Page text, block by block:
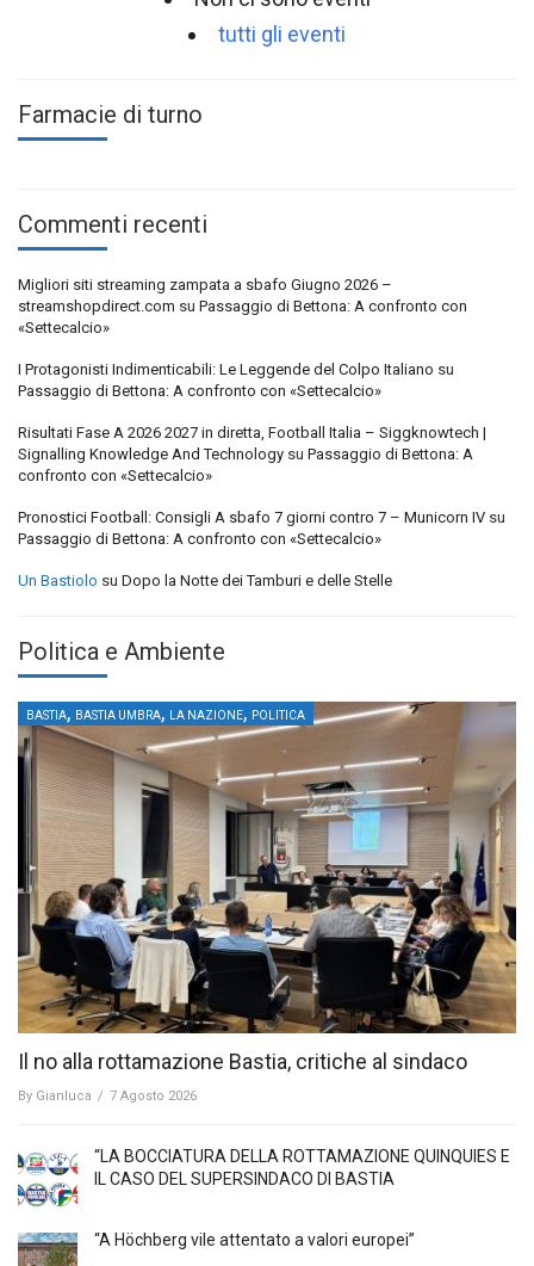
tutti gli eventi
Farmacie di turno
Commenti recenti
Migliori siti streaming zampata a sbafo Giugno 2026 –
streamshopdirect.com su Passaggio di Bettona: A confronto con
«Settecalcio»
I Protagonisti Indimenticabili: Le Leggende del Colpo Italiano su
Passaggio di Bettona: A confronto con «Settecalcio»
Risultati Fase A 2026 2027 in diretta, Football Italia – Siggknowtech |
Signalling Knowledge And Technology su Passaggio di Bettona: A
confronto con «Settecalcio»
Pronostici Football: Consigli A sbafo 7 giorni contro 7 – Municorn IV su
Passaggio di Bettona: A confronto con «Settecalcio»
Un Bastiolo su Dopo la Notte dei Tamburi e delle Stelle
Politica e Ambiente
BASTIA, BASTIA UMBRA, LA NAZIONE, POLITICA
Il no alla rottamazione Bastia, critiche al sindaco
By Gianluca / 7 Agosto 2026
“LA BOCCIATURA DELLA ROTTAMAZIONE QUINQUIES E
IL CASO DEL SUPERSINDACO DI BASTIA
“A Höchberg vile attentato a valori europei”